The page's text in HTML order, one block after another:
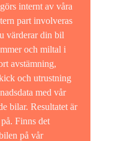
internt av våra
part involveras
värderar din bil
och miltal i
avstämning,
och utrustning
med vår
bilar. Resultatet är
Finns det
på vår